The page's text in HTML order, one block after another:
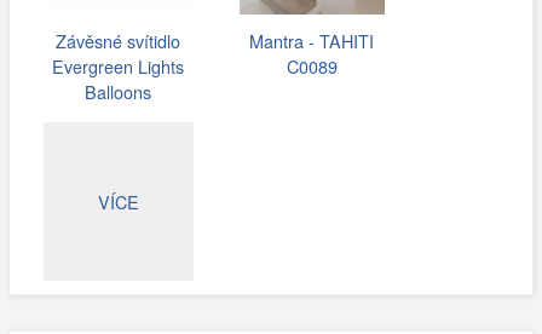
Závěsné svítidlo
Evergreen Lights
Balloons
Mantra - TAHITI
C0089
VÍCE